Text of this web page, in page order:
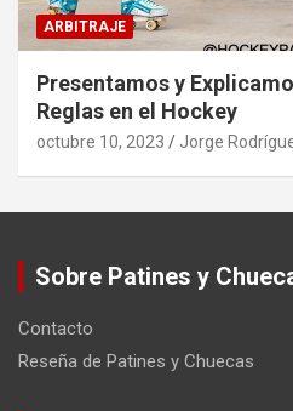
ARBITRAJE
Presentamos y
Reglas en el Hockey
octubre 10, 2023 Jorge
Sobre Patines y
Contacto
Reseña de Patines y Chuecas